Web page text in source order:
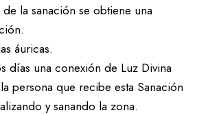
la sanación se obtiene una
áuricas.
días una conexión de Luz Divina
persona que recibe esta Sanación
y sanando la zona.